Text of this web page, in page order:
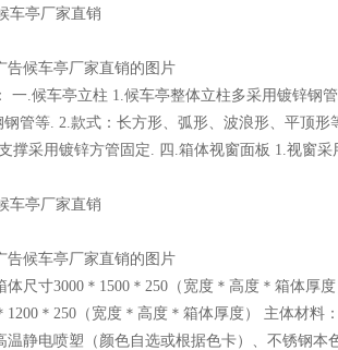
告候车亭厂家直销的图片
一.候车亭立柱 1.候车亭整体立柱多采用镀锌钢
钢管等. 2.款式：长方形、弧形、波浪形、平顶
撑采用镀锌方管固定. 四.箱体视窗面板 1.视窗
告候车亭厂家直销的图片
体尺寸3000＊1500＊250（宽度＊高度＊箱体厚
1200＊250（宽度＊高度＊箱体厚度） 主体材
温静电喷塑（颜色自选或根据色卡）、不锈钢